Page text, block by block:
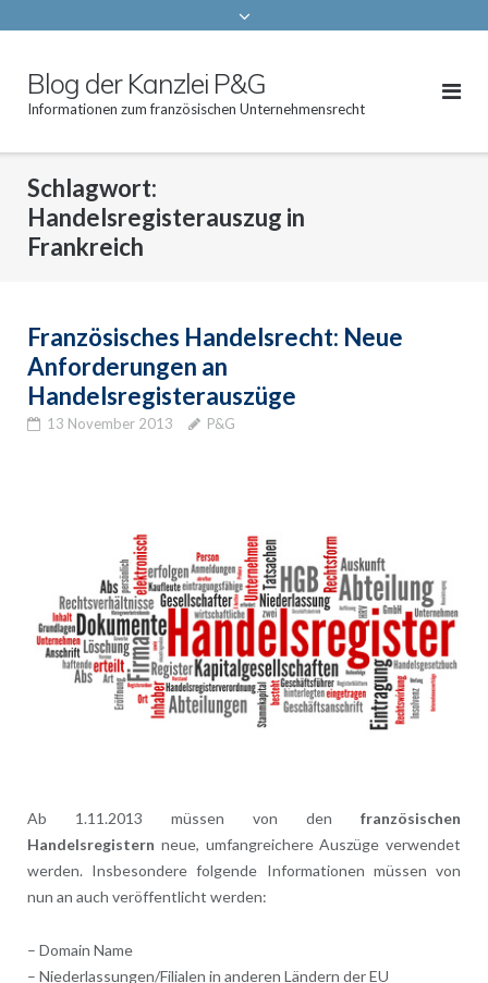
Blog der Kanzlei P&G
Informationen zum französischen Unternehmensrecht
Schlagwort:
Handelsregisterauszug in
Frankreich
Französisches Handelsrecht: Neue
Anforderungen an
Handelsregisterauszüge
13 November 2013 P&G
Ab 1.11.2013 müssen von denfranzösischen
Handelsregistern neue, umfangreichere Auszüge verwendet
werden. Insbesondere folgende Informationen müssen von
nun an auch veröffentlicht werden:
– Domain Name
– Niederlassungen/Filialen in anderen Ländern der EU